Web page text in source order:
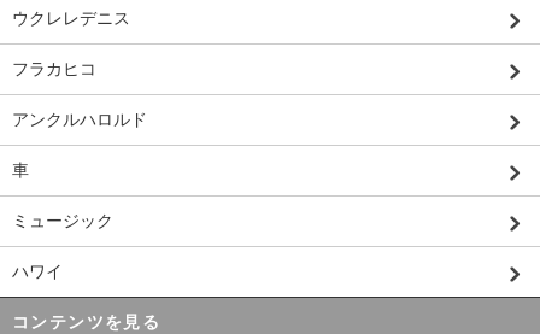
ウクレレデニス
フラカヒコ
アンクルハロルド
車
ミュージック
ハワイ
コンテンツを見る